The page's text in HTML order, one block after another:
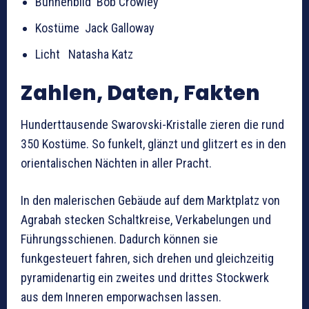
Kostüme Jack Galloway
Licht Natasha Katz
Zahlen, Daten, Fakten
Hunderttausende Swarovski-Kristalle zieren die rund
350 Kostüme. So funkelt, glänzt und glitzert es in den
orientalischen Nächten in aller Pracht.
In den malerischen Gebäude auf dem Marktplatz von
Agrabah stecken Schaltkreise, Verkabelungen und
Führungsschienen. Dadurch können sie
funkgesteuert fahren, sich drehen und gleichzeitig
pyramidenartig ein zweites und drittes Stockwerk
aus dem Inneren emporwachsen lassen.